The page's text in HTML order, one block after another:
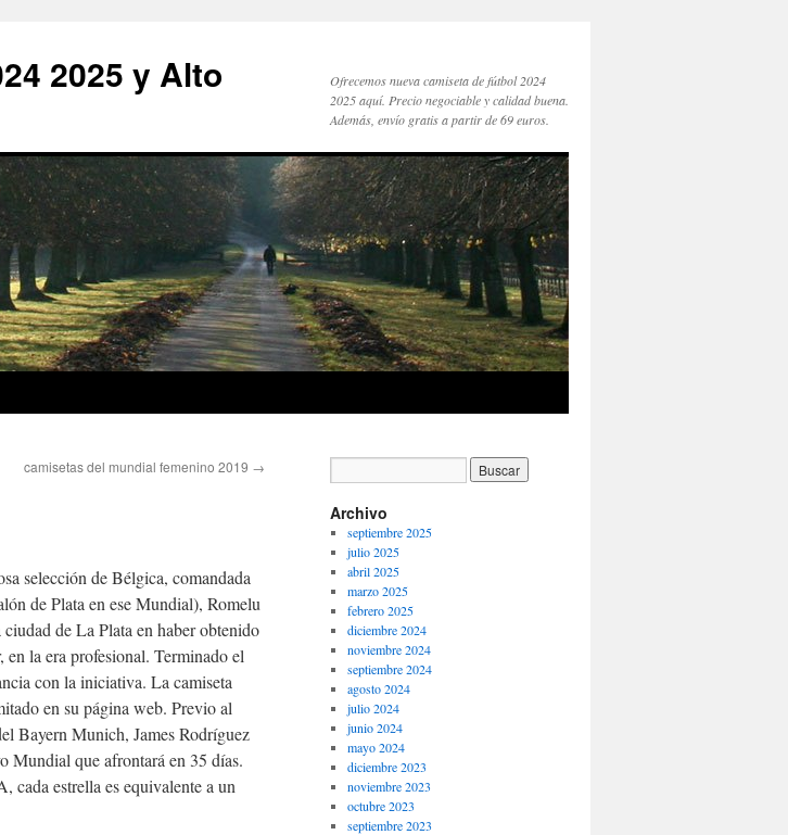
2025 y Alto
Ofrecemos nueva camiseta de fútbol 2024
2025 aquí. Precio negociable y calidad buena.
Además, envío gratis a partir de 69 euros.
camisetas del mundial femenino 2019 →
selección de Bélgica, comandada
de Plata en ese Mundial), Romelu
de La Plata en haber obtenido
la era profesional. Terminado el
con la iniciativa. La camiseta
en su página web. Previo al
Bayern Munich, James Rodríguez
Mundial que afrontará en 35 días.
cada estrella es equivalente a un
Archivo
septiembre 2025
julio 2025
abril 2025
marzo 2025
febrero 2025
diciembre 2024
noviembre 2024
septiembre 2024
agosto 2024
julio 2024
junio 2024
mayo 2024
diciembre 2023
noviembre 2023
octubre 2023
septiembre 2023